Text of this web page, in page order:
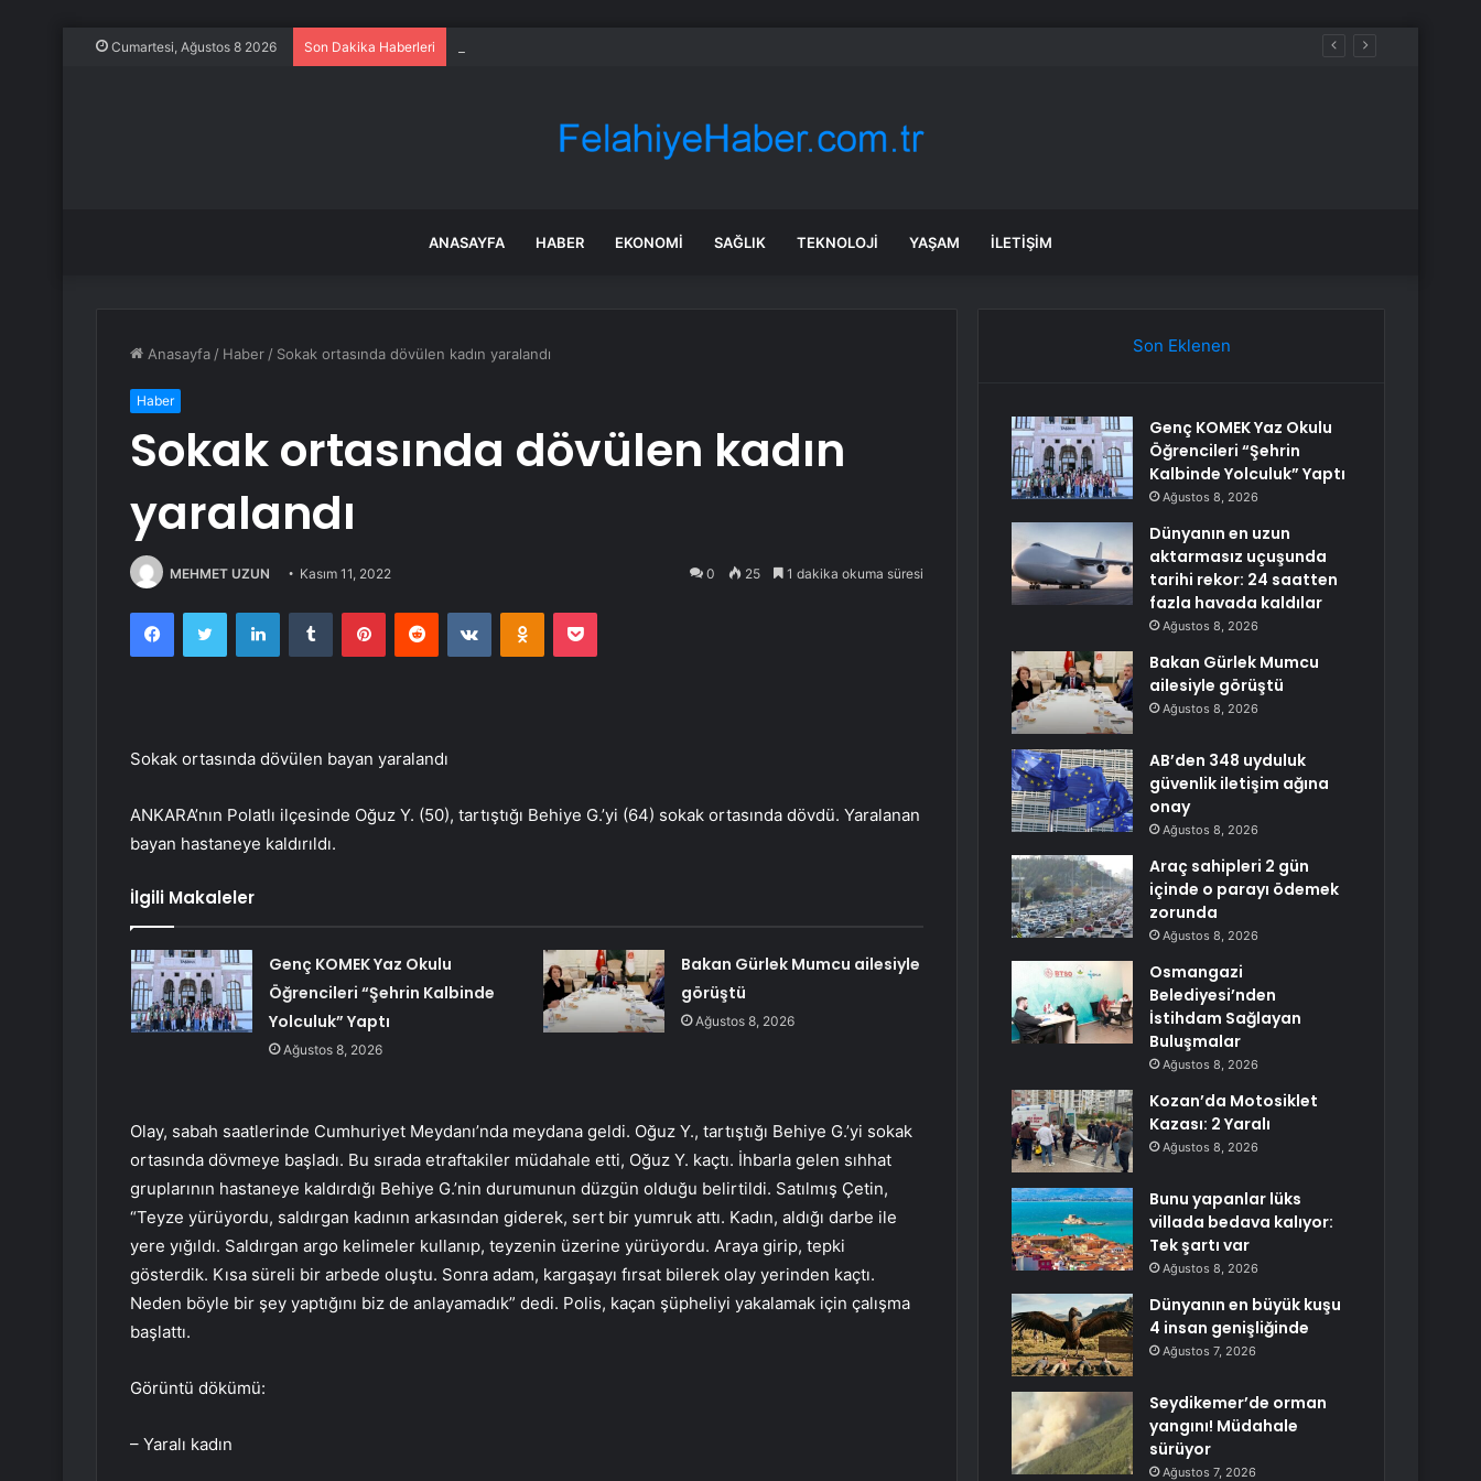
Cumartesi, Ağustos 8 2026 Son Dakika Haberleri
ANASAYFA HABER EKONOMI SAĞLIK TEKNOLOJI YAŞAM İLETIŞIM
Anasayfa / Haber / Sokak ortasında dövülen kadın yaralandı
Haber
Sokak ortasında dövülen kadın
yaralandı
MEHMET UZUN Kasım 11, 2022 0 25 1 dakika okuma süresi
FacebookTwitter LinkedInTumblr PinterestReddit VKontakteOdnoklassniki
Pocket
Sokak ortasında dövülen bayan yaralandı
ANKARA’nın Polatlı ilçesinde Oğuz Y. (50), tartıştığı Behiye G.’yi (64) sokak ortasında dövdü. Yaralanan
bayan hastaneye kaldırıldı.
İlgili Makaleler
Genç KOMEK Yaz Okulu
Öğrencileri “Şehrin Kalbinde
Yolculuk” Yaptı
Ağustos 8, 2026
Bakan Gürlek Mumcu ailesiyle
görüştü
Ağustos 8, 2026
Olay, sabah saatlerinde Cumhuriyet Meydanı’nda meydana geldi. Oğuz Y., tartıştığı Behiye G.’yi sokak
ortasında dövmeye başladı. Bu sırada etraftakiler müdahale etti, Oğuz Y. kaçtı. İhbarla gelen sıhhat
gruplarının hastaneye kaldırdığı Behiye G.’nin durumunun düzgün olduğu belirtildi. Satılmış Çetin,
“Teyze yürüyordu, saldırgan kadının arkasından giderek, sert bir yumruk attı. Kadın, aldığı darbe ile
yere yığıldı. Saldırgan argo kelimeler kullanıp, teyzenin üzerine yürüyordu. Araya girip, tepki
gösterdik. Kısa süreli bir arbede oluştu. Sonra adam, kargaşayı fırsat bilerek olay yerinden kaçtı.
Neden böyle bir şey yaptığını biz de anlayamadık” dedi. Polis, kaçan şüpheliyi yakalamak için çalışma
başlattı.
Görüntü dökümü:
– Yaralı kadın
Son Eklenen
Genç KOMEK Yaz Okulu
Öğrencileri “Şehrin
Kalbinde Yolculuk” Yaptı
Ağustos 8, 2026
Dünyanın en uzun
aktarmasız uçuşunda
tarihi rekor: 24 saatten
fazla havada kaldılar
Ağustos 8, 2026
Bakan Gürlek Mumcu
ailesiyle görüştü
Ağustos 8, 2026
AB’den 348 uyduluk
güvenlik iletişim ağına
onay
Ağustos 8, 2026
Araç sahipleri 2 gün
içinde o parayı ödemek
zorunda
Ağustos 8, 2026
Osmangazi
Belediyesi’nden
İstihdam Sağlayan
Buluşmalar
Ağustos 8, 2026
Kozan’da Motosiklet
Kazası: 2 Yaralı
Ağustos 8, 2026
Bunu yapanlar lüks
villada bedava kalıyor:
Tek şartı var
Ağustos 8, 2026
Dünyanın en büyük kuşu
4 insan genişliğinde
Ağustos 7, 2026
Seydikemer’de orman
yangını! Müdahale
sürüyor
Ağustos 7, 2026